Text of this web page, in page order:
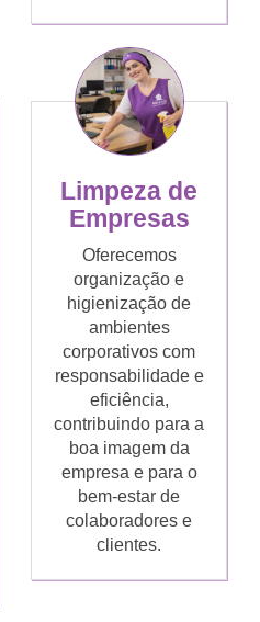
Limpeza de
Empresas
Oferecemos
organização e
higienização de
ambientes
corporativos com
responsabilidade e
eficiência,
contribuindo para a
boa imagem da
empresa e para o
bem-estar de
colaboradores e
clientes.